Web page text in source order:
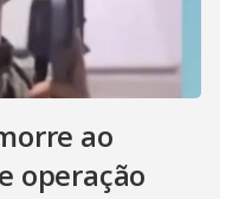
ao
operação